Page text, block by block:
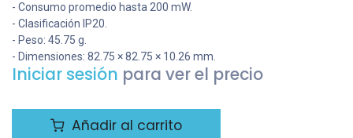
- Consumo promedio hasta 200 mW.
- Clasificación IP20.
- Peso: 45.75 g.
- Dimensiones: 82.75 × 82.75 × 10.26 mm.
Iniciar sesión para ver el precio
Añadir al carrito